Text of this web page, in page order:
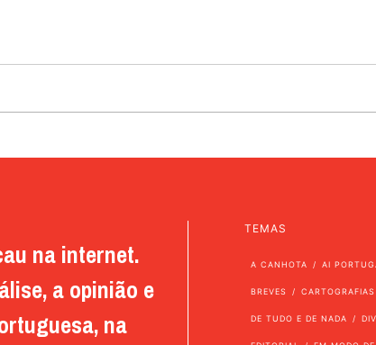
na internet.
a opinião e
na
TEMAS
A CANHOTA AI
BREVES CARTOGRAFIAS
DE TUDO E DE NADA